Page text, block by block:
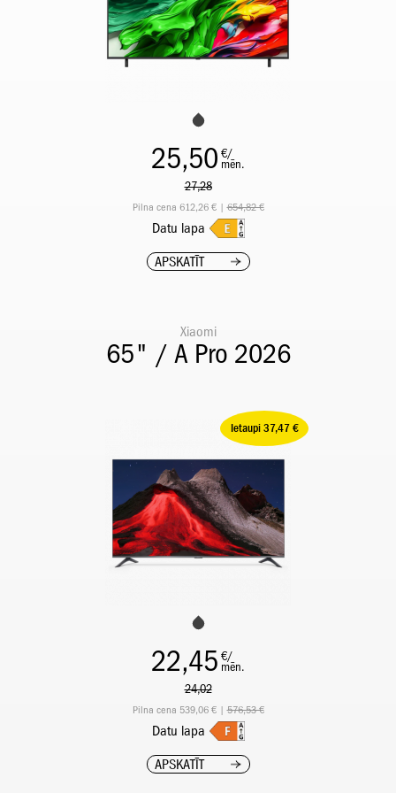
25,50 €/
mēn.
27,28
Pilna cena 612,26 € |654,82 €
Datu lapa
APSKATĪT
Xiaomi
65" / A Pro 2026
Ietaupi 37,47 €
22,45 €/
mēn.
24,02
Pilna cena 539,06 € |576,53 €
Datu lapa
APSKATĪT